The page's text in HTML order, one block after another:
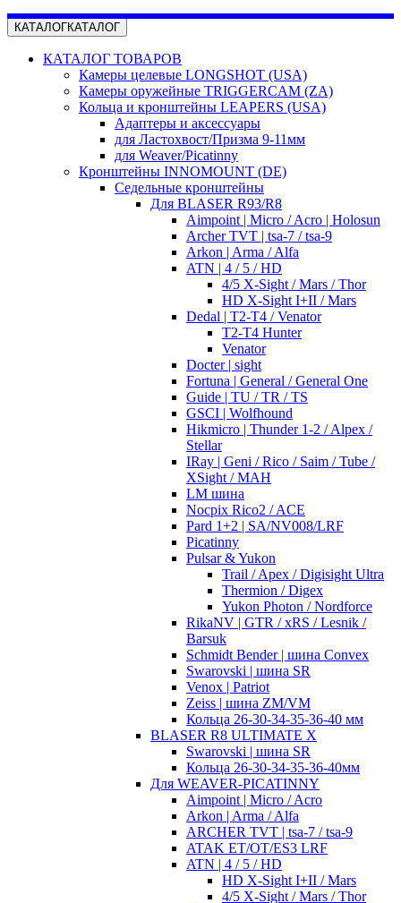
КАТАЛОГКАТАЛОГ
КАТАЛОГ ТОВАРОВ
Камеры целевые LONGSHOT (USA)
Камеры оружейные TRIGGERCAM (ZA)
Кольца и кронштейны LEAPERS (USA)
Адаптеры и аксессуары
для Ластохвост/Призма 9-11мм
для Weaver/Picatinny
Кронштейны INNOMOUNT (DE)
Седельные кронштейны
Для BLASER R93/R8
Aimpoint | Micro / Acro | Holosun
Archer TVT | tsa-7 / tsa-9
Arkon | Arma / Alfa
ATN | 4 / 5 / HD
4/5 X-Sight / Mars / Thor
HD X-Sight I+II / Mars
Dedal | T2-T4 / Venator
T2-T4 Hunter
Venator
Docter | sight
Fortuna | General / General One
Guide | TU / TR / TS
GSCI | Wolfhound
Hikmicro | Thunder 1-2 / Alpex /
Stellar
IRay | Geni / Rico / Saim / Tube /
XSight / MAH
LM шина
Nocpix Rico2 / ACE
Pard 1+2 | SA/NV008/LRF
Picatinny
Pulsar & Yukon
Trail / Apex / Digisight Ultra
Thermion / Digex
Yukon Photon / Nordforce
RikaNV | GTR / xRS / Lesnik /
Barsuk
Schmidt Bender | шина Convex
Swarovski | шина SR
Venox | Patriot
Zeiss | шина ZM/VM
Кольца 26-30-34-35-36-40 мм
BLASER R8 ULTIMATE X
Swarovski | шина SR
Кольца 26-30-34-35-36-40мм
Для WEAVER-PICATINNY
Aimpoint | Micro / Acro
Arkon | Arma / Alfa
ARCHER TVT | tsa-7 / tsa-9
ATAK ET/OT/ES3 LRF
ATN | 4 / 5 / HD
HD X-Sight I+II / Mars
4/5 X-Sight / Mars / Thor